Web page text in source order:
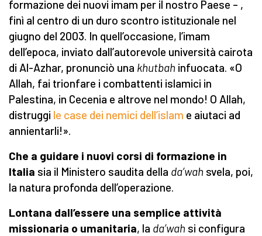
formazione dei nuovi imam per il nostro Paese – ,
finì al centro di un duro scontro istituzionale nel
giugno del 2003. In quell’occasione, l’imam
dell’epoca, inviato dall’autorevole università cairota
di Al-Azhar, pronunciò una khutbah infuocata. «O
Allah, fai trionfare i combattenti islamici in
Palestina, in Cecenia e altrove nel mondo! O Allah,
distruggi le case dei nemici dell’islam e aiutaci ad
annientarli!».
Che a guidare i nuovi corsi di formazione in
Italia sia il Ministero saudita della da’wah svela, poi,
la natura profonda dell’operazione.
Lontana dall’essere una semplice attività
missionaria o umanitaria, la da’wah si configura